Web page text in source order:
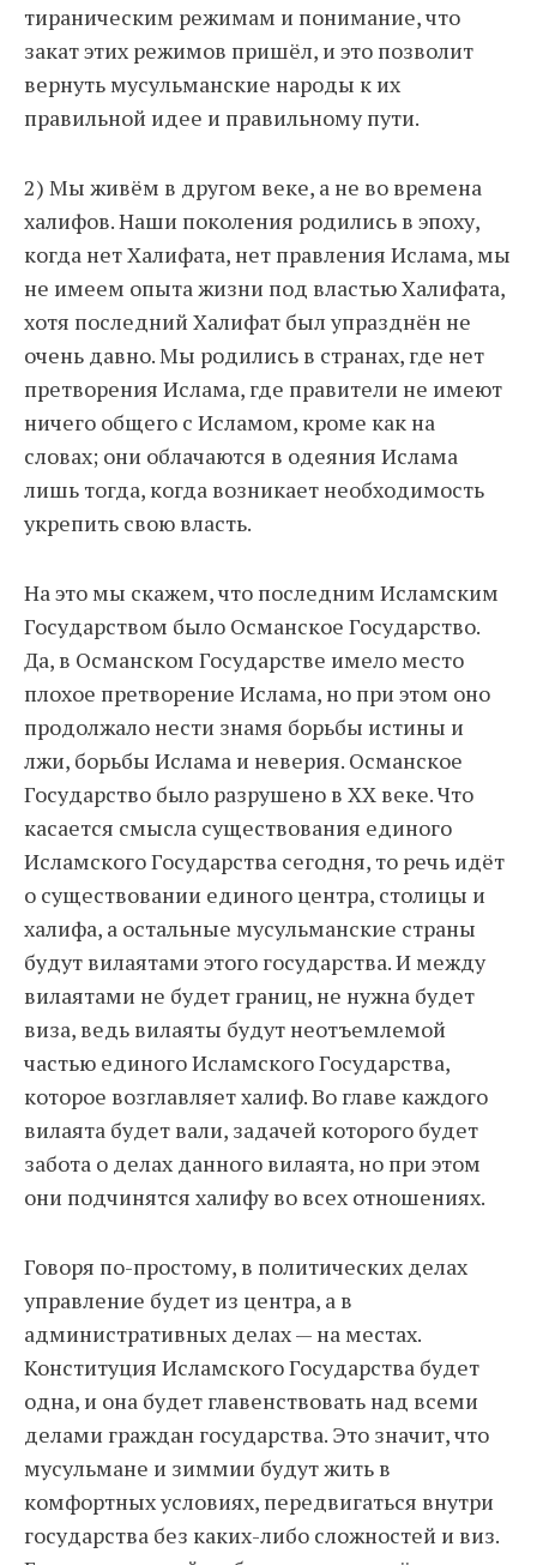
тираническим режимам и понимание, что
закат этих режимов пришёл, и это позволит
вернуть мусульманские народы к их
правильной идее и правильному пути.
2) Мы живём в другом веке, а не во времена
халифов. Наши поколения родились в эпоху,
когда нет Халифата, нет правления Ислама, мы
не имеем опыта жизни под властью Халифата,
хотя последний Халифат был упразднён не
очень давно. Мы родились в странах, где нет
претворения Ислама, где правители не имеют
ничего общего с Исламом, кроме как на
словах; они облачаются в одеяния Ислама
лишь тогда, когда возникает необходимость
укрепить свою власть.
На это мы скажем, что последним Исламским
Государством было Османское Государство.
Да, в Османском Государстве имело место
плохое претворение Ислама, но при этом оно
продолжало нести знамя борьбы истины и
лжи, борьбы Ислама и неверия. Османское
Государство было разрушено в XX веке. Что
касается смысла существования единого
Исламского Государства сегодня, то речь идёт
о существовании единого центра, столицы и
халифа, а остальные мусульманские страны
будут вилаятами этого государства. И между
вилаятами не будет границ, не нужна будет
виза, ведь вилаяты будут неотъемлемой
частью единого Исламского Государства,
которое возглавляет халиф. Во главе каждого
вилаята будет вали, задачей которого будет
забота о делах данного вилаята, но при этом
они подчинятся халифу во всех отношениях.
Говоря по-простому, в политических делах
управление будет из центра, а в
административных делах — на местах.
Конституция Исламского Государства будет
одна, и она будет главенствовать над всеми
делами граждан государства. Это значит, что
мусульмане и зиммии будут жить в
комфортных условиях, передвигаться внутри
государства без каких-либо сложностей и виз.